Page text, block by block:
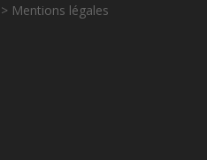
> Mentions légales